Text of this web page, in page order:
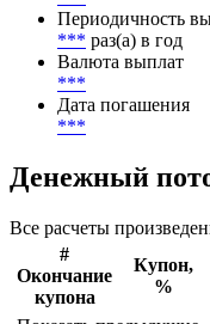
Following
Начало
***
Периодичность
***
Дата погашения
Денежный
Все расчеты